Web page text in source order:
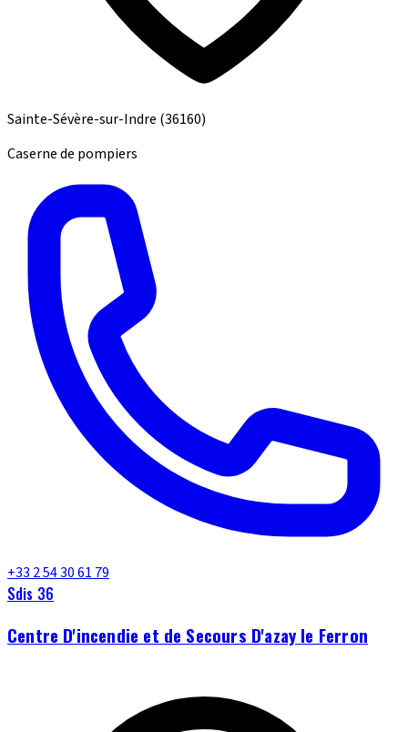
Sainte-Sévère-sur-Indre (36160)
Caserne de pompiers
+33 2 54 30 61 79
Sdis 36
Centre D'incendie et de Secours D'azay le Ferron